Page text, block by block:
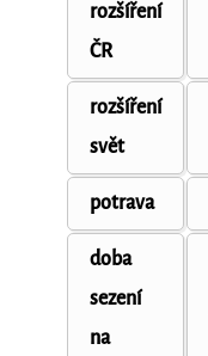
rozšíření
ČR
rozšíření
svět
potrava
doba
sezení
na